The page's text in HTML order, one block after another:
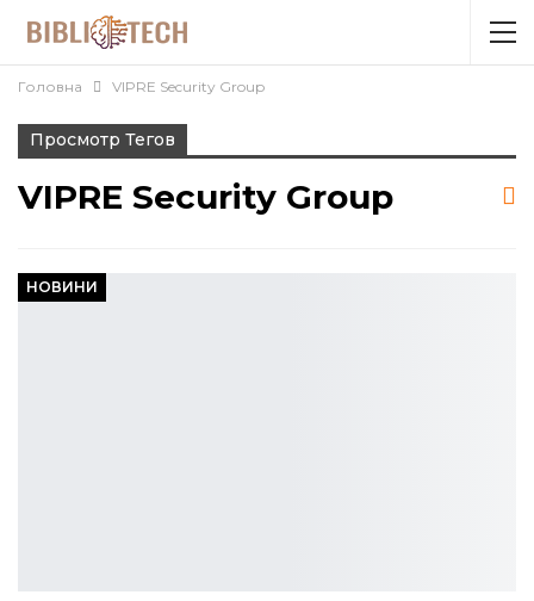
Головна VIPRE Security Group
Просмотр Тегов
VIPRE Security Group
НОВИНИ